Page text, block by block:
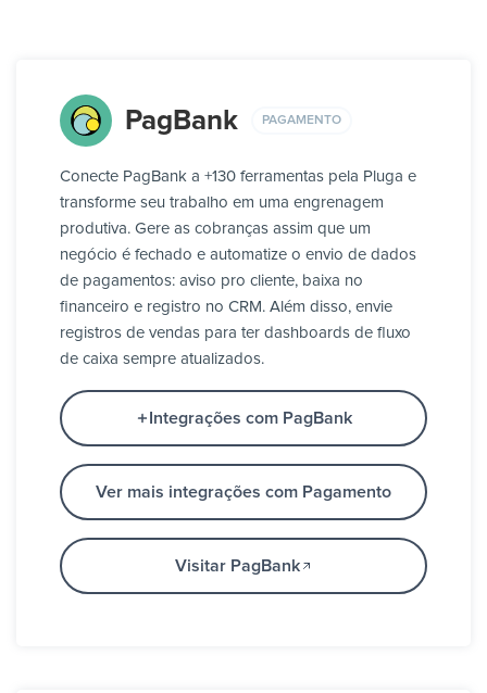
PagBank PAGAMENTO
Conecte PagBank a +130 ferramentas pela Pluga e
transforme seu trabalho em uma engrenagem
produtiva. Gere as cobranças assim que um
negócio é fechado e automatize o envio de dados
de pagamentos: aviso pro cliente, baixa no
financeiro e registro no CRM. Além disso, envie
registros de vendas para ter dashboards de fluxo
de caixa sempre atualizados.
Integrações com PagBank
Ver mais integrações com Pagamento
Visitar PagBank